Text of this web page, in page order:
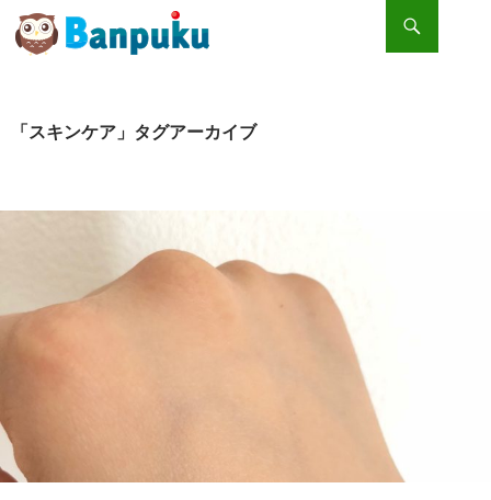
検索
コンテンツへスキップ
「スキンケア」タグアーカイブ